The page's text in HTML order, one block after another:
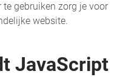
gebruiken zorg je voor
website.
JavaScript